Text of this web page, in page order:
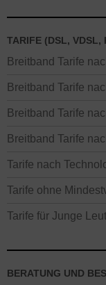
TARIFE (DSL, VDSL,
Breitband Tarife
Breitband Tarife
Breitband Tarife
Breitband Tarife
Tarife nach
Tarife ohne
Tarife für Junge
BERATUNG UND